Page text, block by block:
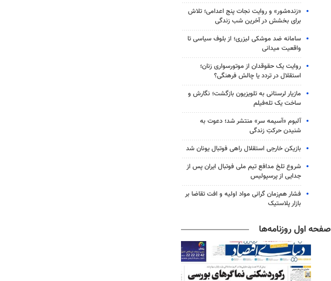
«زنده‌شور» و روایت نجات پنج اعدامی؛ تلاش
برای بخشش در آخرین شب زندگی
سامانه ضد موشکی لیزری؛ از بلوف سیاسی تا
واقعیت میدانی
روایت یک حقوقدان از موتورسواری زنان؛
استقلال در تردد یا چالش فرهنگی؟
مازیار لرستانی به تلویزیون بازگشت؛ نگارش و
ساخت یک تله‌فیلم
آلبوم «آسیمه سر» منتشر شد؛ دعوت به
شنیدن حرکتِ زندگی
بازیکن خارجی استقلال راهی فوتبال یونان شد
شروع تلخ مدافع تیم ملی فوتبال ایران پس از
جدایی از پرسپولیس
فشار هم‌زمان گرانی مواد اولیه و افت تقاضا بر
بازار پلاستیک
صفحه اول روزنامه‌ها